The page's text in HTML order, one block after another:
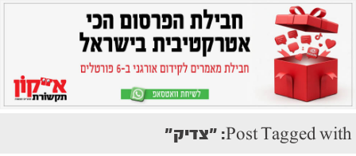
Post Tagged with: "צדיק"